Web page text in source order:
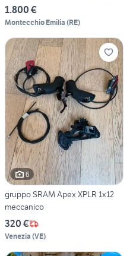
1.800 €
Montecchio Emilia (RE)
6
gruppo SRAM Apex XPLR 1x12
meccanico
320 €
Venezia (VE)